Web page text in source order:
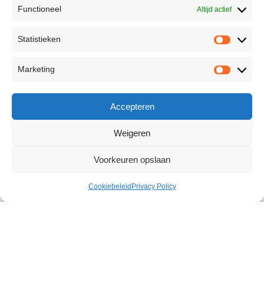
Functioneel Altijd actief
Statistieken
Marketing
Accepteren
Weigeren
Voorkeuren opslaan
Cookiebeleid Privacy Policy